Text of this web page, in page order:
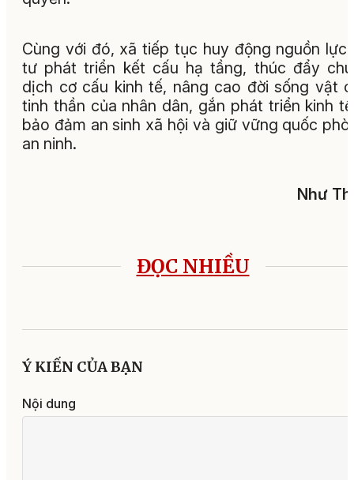
Cùng với đó, xã tiếp tục huy động nguồn lực
tư phát triển kết cấu hạ tầng, thúc đẩy
dịch cơ cấu kinh tế, nâng cao đời sống vật
tinh thần của nhân dân, gắn phát triển kinh
bảo đảm an sinh xã hội và giữ vững quốc
an ninh.
Như
ĐỌC NHIỀU
Ý KIẾN CỦA BẠN
Nội dung